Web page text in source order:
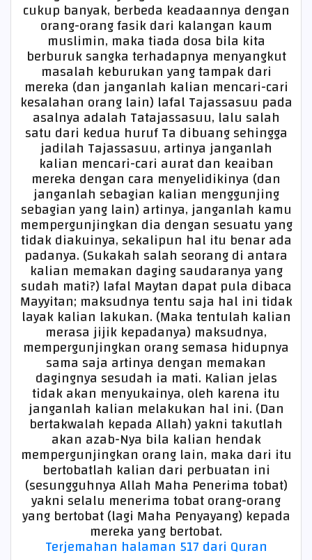
cukup banyak, berbeda keadaannya dengan
orang-orang fasik dari kalangan kaum
muslimin, maka tiada dosa bila kita
berburuk sangka terhadapnya menyangkut
masalah keburukan yang tampak dari
mereka (dan janganlah kalian mencari-cari
kesalahan orang lain) lafal Tajassasuu pada
asalnya adalah Tatajassasuu, lalu salah
satu dari kedua huruf Ta dibuang sehingga
jadilah Tajassasuu, artinya janganlah
kalian mencari-cari aurat dan keaiban
mereka dengan cara menyelidikinya (dan
janganlah sebagian kalian menggunjing
sebagian yang lain) artinya, janganlah kamu
mempergunjingkan dia dengan sesuatu yang
tidak diakuinya, sekalipun hal itu benar ada
padanya. (Sukakah salah seorang di antara
kalian memakan daging saudaranya yang
sudah mati?) lafal Maytan dapat pula dibaca
Mayyitan; maksudnya tentu saja hal ini tidak
layak kalian lakukan. (Maka tentulah kalian
merasa jijik kepadanya) maksudnya,
mempergunjingkan orang semasa hidupnya
sama saja artinya dengan memakan
dagingnya sesudah ia mati. Kalian jelas
tidak akan menyukainya, oleh karena itu
janganlah kalian melakukan hal ini. (Dan
bertakwalah kepada Allah) yakni takutlah
akan azab-Nya bila kalian hendak
mempergunjingkan orang lain, maka dari itu
bertobatlah kalian dari perbuatan ini
(sesungguhnya Allah Maha Penerima tobat)
yakni selalu menerima tobat orang-orang
yang bertobat (lagi Maha Penyayang) kepada
mereka yang bertobat.
Terjemahan halaman 517 dari Quran